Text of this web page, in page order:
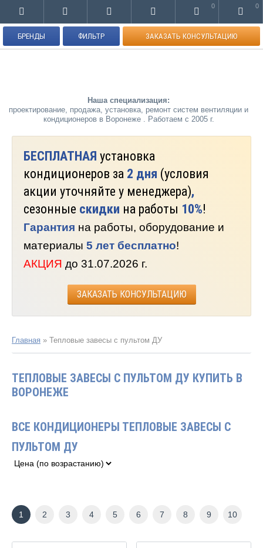
0 0
Наша специализация:
проектирование, продажа, установка, ремонт систем вентиляции и
кондиционеров в Воронеже . Работаем с 2005 г.
БРЕНДЫ ФИЛЬТР ЗАКАЗАТЬ КОНСУЛЬТАЦИЮ
БЕСПЛАТНАЯ установка
кондиционеров за 2 дня (условия
акции уточняйте у менеджера),
сезонные скидки на работы 10%!
Гарантия на работы, оборудование и
материалы 5 лет бесплатно!
АКЦИЯ до 31.07.2026 г.
ЗАКАЗАТЬ КОНСУЛЬТАЦИЮ
Главная » Тепловые завесы с пультом ДУ
ТЕПЛОВЫЕ ЗАВЕСЫ С ПУЛЬТОМ ДУ КУПИТЬ В
ВОРОНЕЖЕ
ВСЕ КОНДИЦИОНЕРЫ ТЕПЛОВЫЕ ЗАВЕСЫ С
ПУЛЬТОМ ДУ
1 2 3 4 5 6 7 8 9 10